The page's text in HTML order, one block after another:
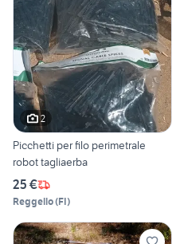
2
Picchetti per filo perimetrale
robot tagliaerba
25 €
Reggello(FI)